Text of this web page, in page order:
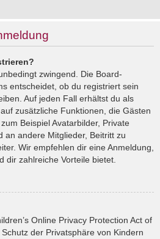
zwingend. Die Board-
entscheidet, ob du registriert sein
Auf jeden Fall erhältst du als
zusätzliche Funktionen, die Gästen
Beispiel Avatarbilder, Private
an andere Mitglieder, Beitritt zu
Wir empfehlen dir eine Anmeldung,
dir zahlreiche Vorteile bietet.
Online Privacy Protection Act of
der Privatsphäre von Kindern